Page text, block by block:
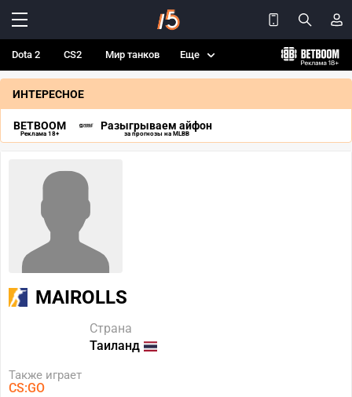
Dota 2 CS2 Мир танков Еще
ИНТЕРЕСНОЕ
BETBOOM
Реклама 18+
Разыгрываем айфон
за прогнозы на MLBB
MAIROLLS
Страна
Таиланд
Также играет
CS:GO